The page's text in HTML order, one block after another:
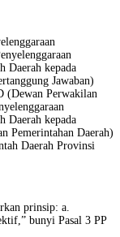
Daerah kepada
Jawaban)
(Dewan Perwakilan
Daerah kepada
Pemerintahan Daerah)
Daerah Provinsi
prinsip: a.
bunyi Pasal 3 PP